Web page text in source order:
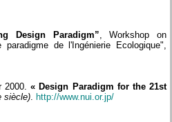
Design Paradigm”, Workshop on
de l'Ingénierie Ecologique",
2000.« Design Paradigm for the 21st
siècle). http://www.nui.or.jp/